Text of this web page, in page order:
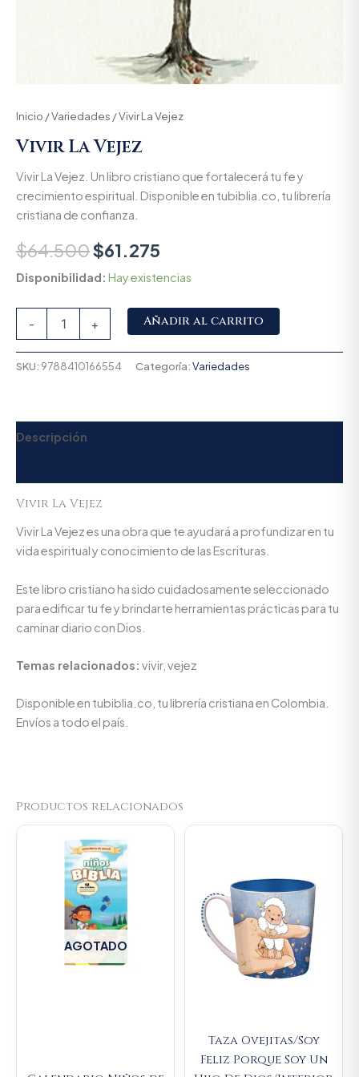
Inicio /Variedades / Vivir La Vejez
Vivir La Vejez
Vivir La Vejez. Un libro cristiano que fortalecerá tu fe y
crecimiento espiritual. Disponible en tubiblia.co, tu librería
cristiana de confianza.
$64.500$61.275
Disponibilidad: Hay existencias
- + Añadir al carrito
SKU: 9788410166554 Categoría:Variedades
Descripción
Vivir La Vejez
Vivir La Vejez es una obra que te ayudará a profundizar en tu
vida espiritual y conocimiento de las Escrituras.
Este libro cristiano ha sido cuidadosamente seleccionado
para edificar tu fe y brindarte herramientas prácticas para tu
caminar diario con Dios.
Temas relacionados: vivir, vejez
Disponible en tubiblia.co, tu librería cristiana en Colombia.
Envíos a todo el país.
Productos relacionados
AGOTADO
Taza Ovejitas/Soy
Feliz Porque Soy Un
Current